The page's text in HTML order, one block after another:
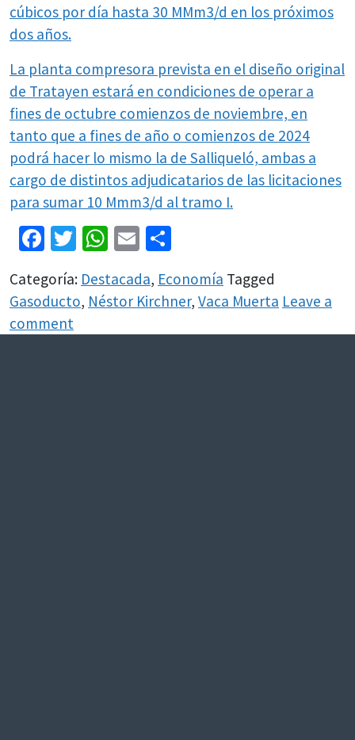
cúbicos por día hasta 30 MMm3/d en los próximos
dos años.
La planta compresora prevista en el diseño original
de Tratayen estará en condiciones de operar a
fines de octubre comienzos de noviembre, en
tanto que a fines de año o comienzos de 2024
podrá hacer lo mismo la de Salliqueló, ambas a
cargo de distintos adjudicatarios de las licitaciones
para sumar 10 Mmm3/d al tramo I.
Facebook
Twitter
WhatsApp
Email
Categoría: Destacada, Economía Tagged
Gasoducto, Néstor Kirchner, Vaca Muerta Leave a
comment